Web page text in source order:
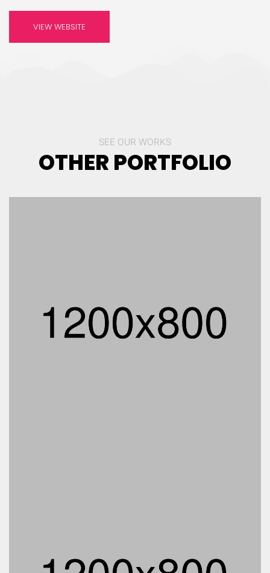
VIEW WEBSITE
SEE OUR WORKS
OTHER PORTFOLIO